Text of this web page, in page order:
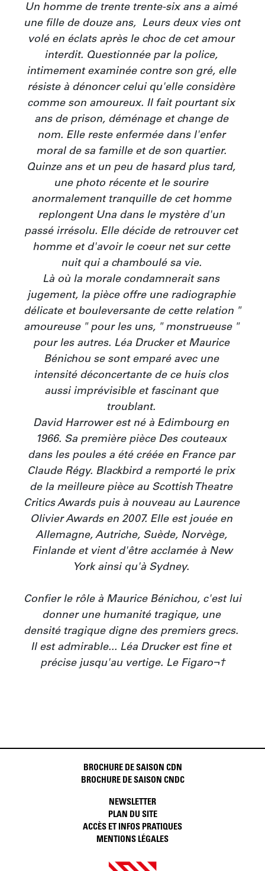
Un homme de trente trente-six ans a aimé
une fille de douze ans‚  Leurs deux vies ont
volé en éclats après le choc de cet amour
interdit. Questionnée par la police,
intimement examinée contre son gré, elle
résiste à dénoncer celui qu'elle considère
comme son amoureux. Il fait pourtant six
ans de prison, déménage et change de
nom. Elle reste enfermée dans l'enfer
moral de sa famille et de son quartier.
Quinze ans et un peu de hasard plus tard,
une photo récente et le sourire
anormalement tranquille de cet homme
replongent Una dans le mystère d'un
passé irrésolu. Elle décide de retrouver cet
homme et d'avoir le coeur net sur cette
nuit qui a chamboulé sa vie.
Là où la morale condamnerait sans
jugement, la pièce offre une radiographie
délicate et bouleversante de cette relation "
amoureuse " pour les uns, " monstrueuse "
pour les autres. Léa Drucker et Maurice
Bénichou se sont emparé avec une
intensité déconcertante de ce huis clos
aussi imprévisible et fascinant que
troublant.
David Harrower est né à Edimbourg en
1966. Sa première pièce Des couteaux
dans les poules a été créée en France par
Claude Régy. Blackbird a remporté le prix
de la meilleure pièce au Scottish Theatre
Critics Awards puis à nouveau au Laurence
Olivier Awards en 2007. Elle est jouée en
Allemagne, Autriche, Suède, Norvège,
Finlande et vient d'être acclamée à New
York ainsi qu'à Sydney.
Confier le rôle à Maurice Bénichou, c'est lui
donner une humanité tragique, une
densité tragique digne des premiers grecs.
Il est admirable... Léa Drucker est fine et
précise jusqu'au vertige. Le Figaro¬†
BROCHURE DE SAISON CDN
BROCHURE DE SAISON CNDC
NEWSLETTER
PLAN DU SITE
ACCÈS ET INFOS PRATIQUES
MENTIONS LÉGALES